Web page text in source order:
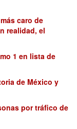
caro de
realidad, el
1 en lista de
de México y
por tráfico de